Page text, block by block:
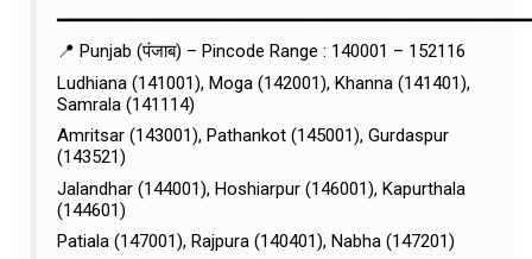
📍 Punjab (पंजाब) – Pincode Range : 140001 – 152116
Ludhiana (141001), Moga (142001), Khanna (141401),
Samrala (141114)
Amritsar (143001), Pathankot (145001), Gurdaspur
(143521)
Jalandhar (144001), Hoshiarpur (146001), Kapurthala
(144601)
Patiala (147001), Rajpura (140401), Nabha (147201)